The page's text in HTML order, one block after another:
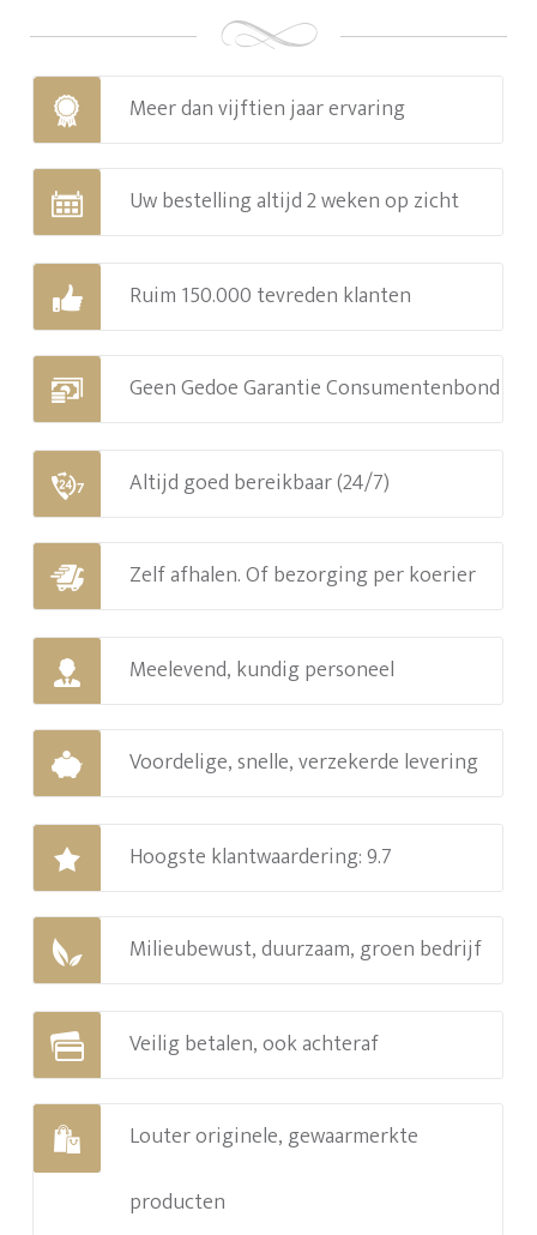
Meer dan vijftien jaar ervaring
Uw bestelling altijd 2 weken op zicht
Ruim 150.000 tevreden klanten
Geen Gedoe Garantie Consumentenbond
Altijd goed bereikbaar (24/7)
Zelf afhalen. Of bezorging per koerier
Meelevend, kundig personeel
Voordelige, snelle, verzekerde levering
Hoogste klantwaardering: 9.7
Milieubewust, duurzaam, groen bedrijf
Veilig betalen, ook achteraf
Louter originele, gewaarmerkte
producten